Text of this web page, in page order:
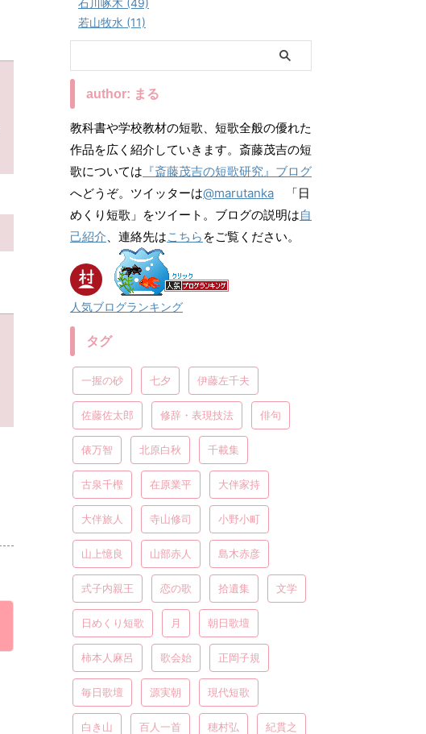
石川啄木 (49)
若山牧水 (11)
author: まる
教科書や学校教材の短歌、短歌全般の優れた
作品を広く紹介していきます。斎藤茂吉の短
歌については 『斎藤茂吉の短歌研究』ブログ
へどうぞ。ツイッターは@marutanka 「日
めくり短歌」をツイート。ブログの説明は自
己紹介、連絡先はこちら をご覧ください。
人気ブログランキング
タグ
一握の砂 七夕 伊藤左千夫
佐藤佐太郎 修辞・表現技法 俳句
俵万智 北原白秋 千載集
古泉千樫 在原業平 大伴家持
大伴旅人 寺山修司 小野小町
山上憶良 山部赤人 島木赤彦
式子内親王 恋の歌 拾遺集 文学
日めくり短歌 月 朝日歌壇
柿本人麻呂 歌会始 正岡子規
毎日歌壇 源実朝 現代短歌
白き山 百人一首 穂村弘 紀貫之